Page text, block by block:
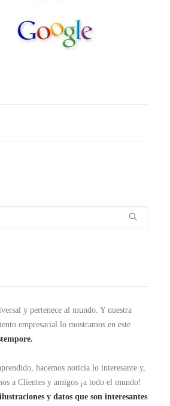
y pertenece al mundo. Y nuestra
empresarial lo mostramos en este
hacemos noticia lo interesante y,
a Clientes y amigos ¡a todo el mundo!
y datos que son interesantes